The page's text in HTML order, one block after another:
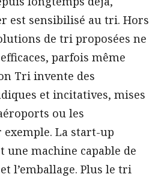
est sensibilisé au tri. Hors
de tri proposées ne
parfois même
Tri invente des
et incitatives, mises
ou les
La start-up
une machine capable de
l’emballage. Plus le tri